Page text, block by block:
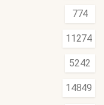
774
11274
5242
14849